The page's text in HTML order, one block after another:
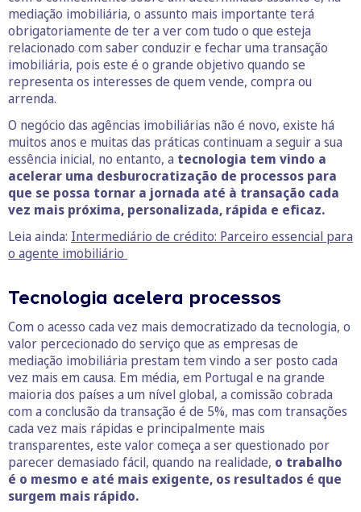
mediação imobiliária, o assunto mais importante terá
obrigatoriamente de ter a ver com tudo o que esteja
relacionado com saber conduzir e fechar uma transação
imobiliária, pois este é o grande objetivo quando se
representa os interesses de quem vende, compra ou
arrenda.
O negócio das agências imobiliárias não é novo, existe há
muitos anos e muitas das práticas continuam a seguir a sua
essência inicial, no entanto, a tecnologia tem vindo a
acelerar uma desburocratização de processos para
que se possa tornar a jornada até à transação cada
vez mais próxima, personalizada, rápida e eficaz.
Leia ainda: Intermediário de crédito: Parceiro essencial para
o agente imobiliário
Tecnologia acelera processos
Com o acesso cada vez mais democratizado da tecnologia, o
valor percecionado do serviço que as empresas de
mediação imobiliária prestam tem vindo a ser posto cada
vez mais em causa. Em média, em Portugal e na grande
maioria dos países a um nível global, a comissão cobrada
com a conclusão da transação é de 5%, mas com transações
cada vez mais rápidas e principalmente mais
transparentes, este valor começa a ser questionado por
parecer demasiado fácil, quando na realidade, o trabalho
é o mesmo e até mais exigente, os resultados é que
surgem mais rápido.